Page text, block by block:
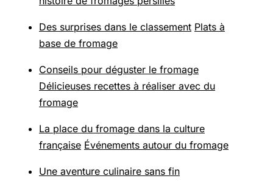
Des surprises dans le classement Plats à
base de fromage
Conseils pour déguster le fromage
Délicieuses recettes à réaliser avec du
fromage
La place du fromage dans la culture
française Événements autour du fromage
Une aventure culinaire sans fin